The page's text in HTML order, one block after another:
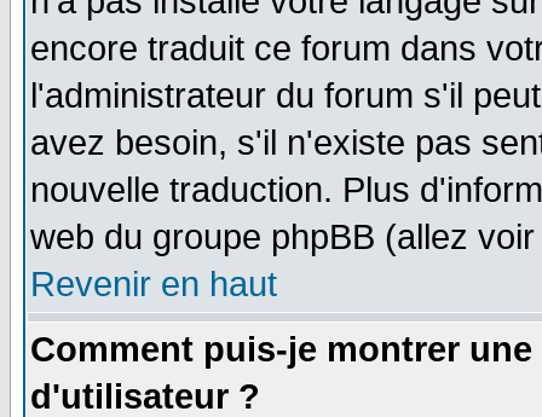
encore traduit ce forum dans
l'administrateur du forum s'il
avez besoin, s'il n'existe pas
nouvelle traduction. Plus
web du groupe phpBB (allez
Revenir en haut
Comment puis-je montrer
d'utilisateur ?